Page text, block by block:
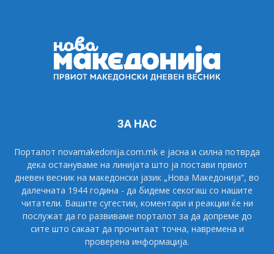
ЗА НАС
Порталот novamakedonija.com.mk е јасна и силна потврда
дека остануваме на линијата што ја постави првиот
дневен весник на македонски јазик „Нова Македонија“, во
далечната 1944 година - да бидеме секогаш со нашите
читатели. Вашите сугестии, коментари и реакции ќе ни
послужат да го развиваме порталот за да допреме до
сите што сакаат да прочитаат точна, навремена и
проверена информација.